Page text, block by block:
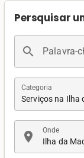
Persquisar
search Palavra-
Serviços na Ilha
Categoria
location_on Ilha da
Onde